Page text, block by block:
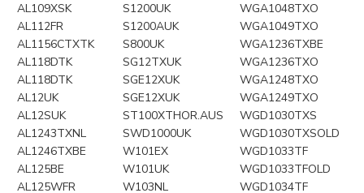
AL109XSK
S1200UK
WGA1048TXO
AL112FR
S1200AUK
WGA1049TXO
AL1156CTXTK
S800UK
WGA1236TXBE
AL118DTK
SG12TXUK
WGA1236TXO
AL118DTK
SGE12XUK
WGA1248TXO
AL12UK
SGE12XUK
WGA1249TXO
AL12SUK
ST100XTHOR.AUS
WGD1030TXS
AL1243TXNL
SWD1000UK
WGD1030TXSOLD
AL1246TXBE
W101EX
WGD1033TF
AL125BE
W101UK
WGD1033TFOLD
AL125WFR
W103NL
WGD1034TF